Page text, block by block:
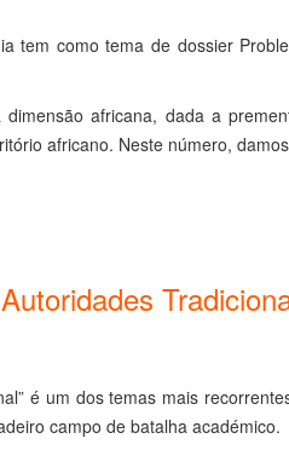
tem como tema de dossier
africana, dada a
africano. Neste número,
é um dos temas mais
campo de batalha académico.